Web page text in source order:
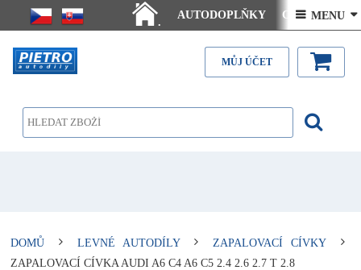
.
AUTODOPLŇKY Ceny doručení
Články - návody Kontakt
 MENU 
MŮJ ÚČET
DOMŮ LEVNÉ AUTODÍLY
ZAPALOVACÍ CÍVKY
ZAPALOVACÍ CÍVKA AUDI A6 C4 A6 C5 2.4 2.6 2.7 T 2.8